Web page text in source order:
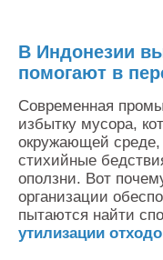
В Индонезии
помогают в
Современная
избытку мусора,
окружающей
стихийные
оползни. Вот
организации
пытаются найти
утилизации